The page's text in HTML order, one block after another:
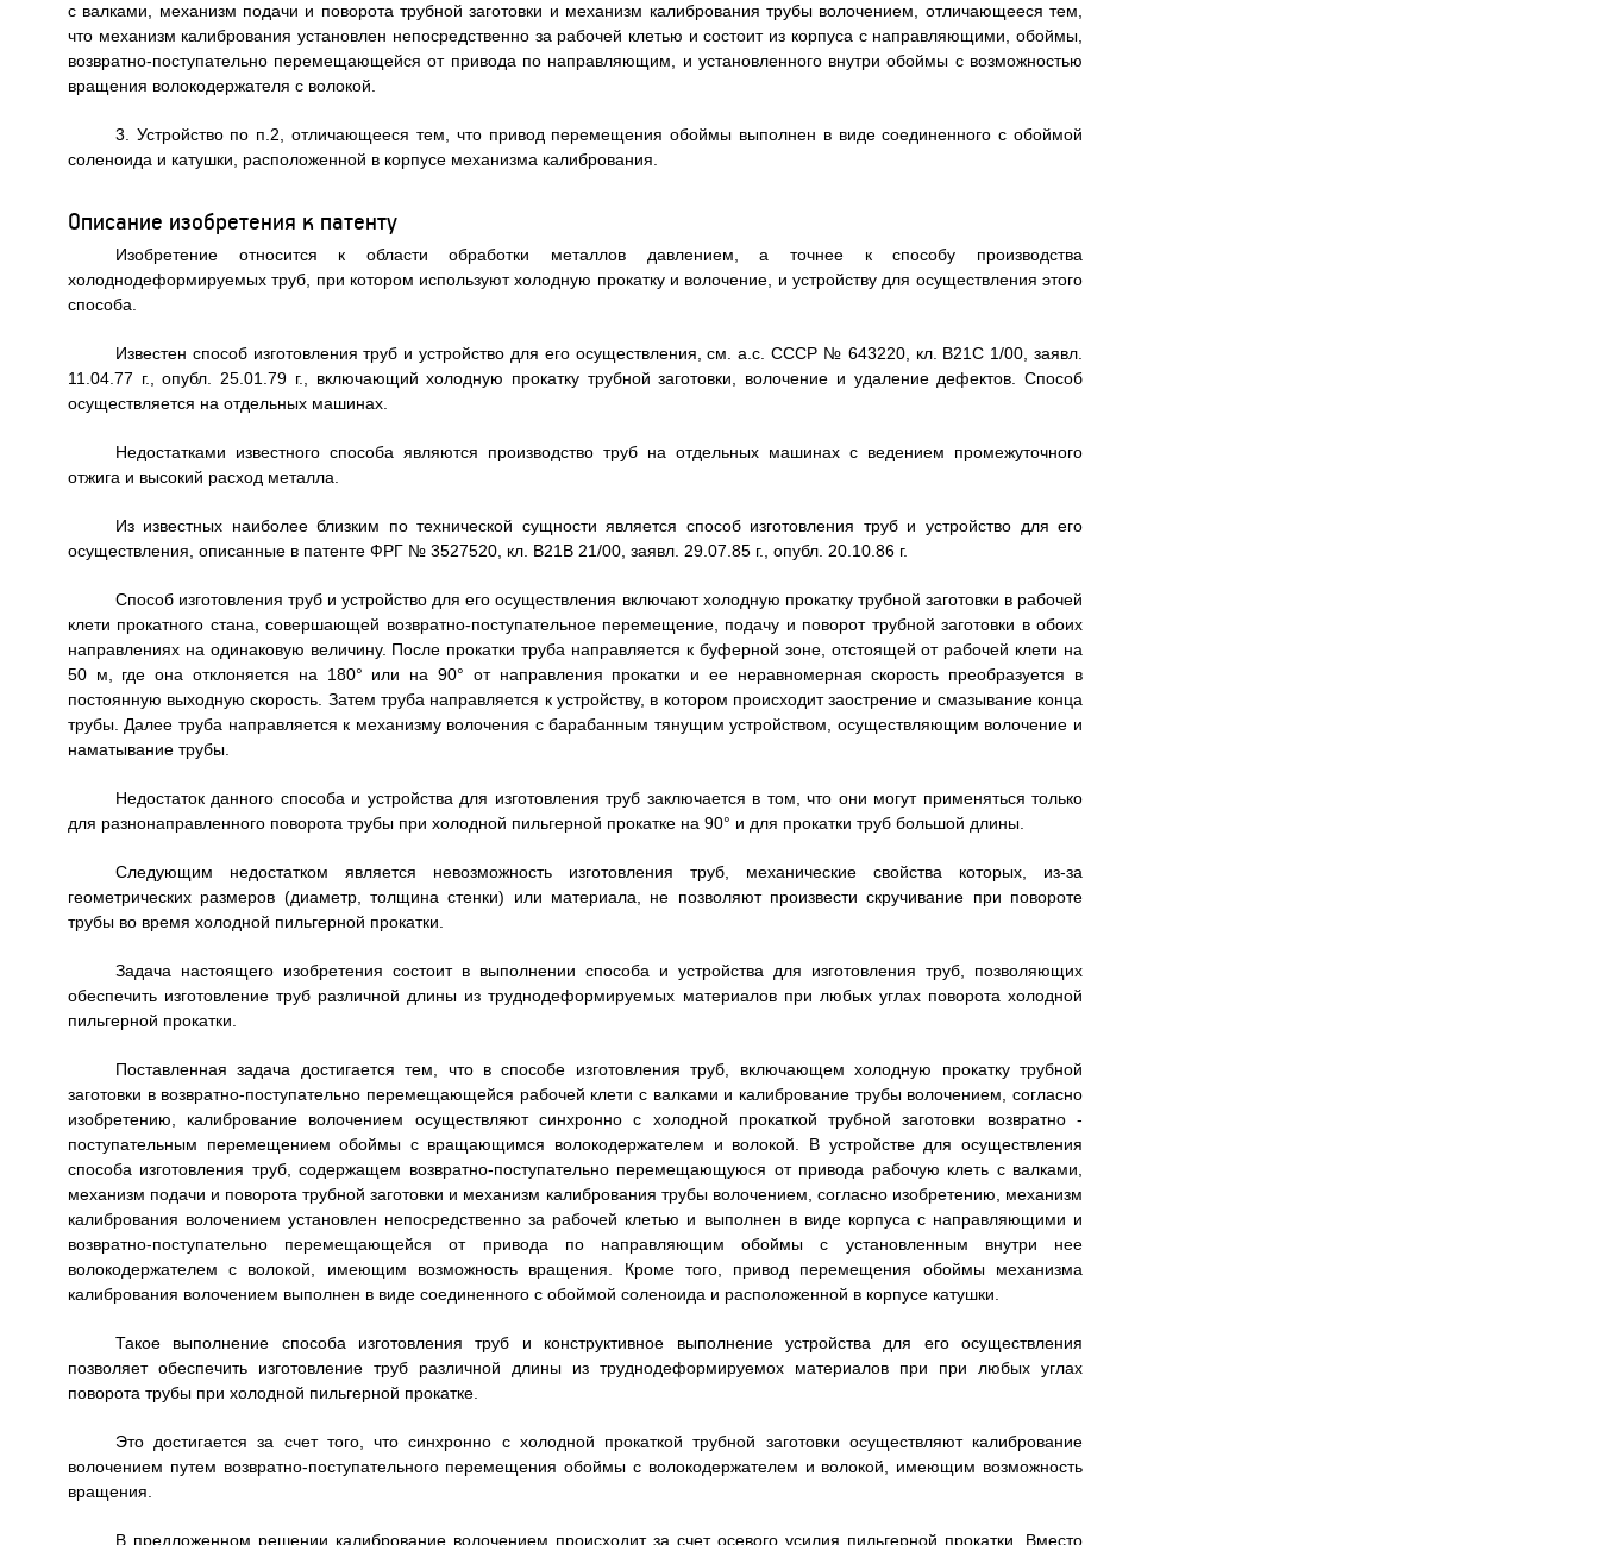
с валками, механизм подачи и поворота трубной заготовки и механизм калибрования трубы волочением, отличающееся тем,
что механизм калибрования установлен непосредственно за рабочей клетью и состоит из корпуса с направляющими, обоймы,
возвратно-поступательно перемещающейся от привода по направляющим, и установленного внутри обоймы с возможностью
вращения волокодержателя с волокой.
3. Устройство по п.2, отличающееся тем, что привод перемещения обоймы выполнен в виде соединенного с обоймой
соленоида и катушки, расположенной в корпусе механизма калибрования.
Описание изобретения к патенту
Изобретение относится к области обработки металлов давлением, а точнее к способу производства
холоднодеформируемых труб, при котором используют холодную прокатку и волочение, и устройству для осуществления этого
способа.
Известен способ изготовления труб и устройство для его осуществления, см. а.с. СССР № 643220, кл. B21C 1/00, заявл.
11.04.77 г., опубл. 25.01.79 г., включающий холодную прокатку трубной заготовки, волочение и удаление дефектов. Способ
осуществляется на отдельных машинах.
Недостатками известного способа являются производство труб на отдельных машинах с ведением промежуточного
отжига и высокий расход металла.
Из известных наиболее близким по технической сущности является способ изготовления труб и устройство для его
осуществления, описанные в патенте ФРГ № 3527520, кл. B21B 21/00, заявл. 29.07.85 г., опубл. 20.10.86 г.
Способ изготовления труб и устройство для его осуществления включают холодную прокатку трубной заготовки в рабочей
клети прокатного стана, совершающей возвратно-поступательное перемещение, подачу и поворот трубной заготовки в обоих
направлениях на одинаковую величину. После прокатки труба направляется к буферной зоне, отстоящей от рабочей клети на
50 м, где она отклоняется на 180° или на 90° от направления прокатки и ее неравномерная скорость преобразуется в
постоянную выходную скорость. Затем труба направляется к устройству, в котором происходит заострение и смазывание конца
трубы. Далее труба направляется к механизму волочения с барабанным тянущим устройством, осуществляющим волочение и
наматывание трубы.
Недостаток данного способа и устройства для изготовления труб заключается в том, что они могут применяться только
для разнонаправленного поворота трубы при холодной пильгерной прокатке на 90° и для прокатки труб большой длины.
Следующим недостатком является невозможность изготовления труб, механические свойства которых, из-за
геометрических размеров (диаметр, толщина стенки) или материала, не позволяют произвести скручивание при повороте
трубы во время холодной пильгерной прокатки.
Задача настоящего изобретения состоит в выполнении способа и устройства для изготовления труб, позволяющих
обеспечить изготовление труб различной длины из труднодеформируемых материалов при любых углах поворота холодной
пильгерной прокатки.
Поставленная задача достигается тем, что в способе изготовления труб, включающем холодную прокатку трубной
заготовки в возвратно-поступательно перемещающейся рабочей клети с валками и калибрование трубы волочением, согласно
изобретению, калибрование волочением осуществляют синхронно с холодной прокаткой трубной заготовки возвратно -
поступательным перемещением обоймы с вращающимся волокодержателем и волокой. В устройстве для осуществления
способа изготовления труб, содержащем возвратно-поступательно перемещающуюся от привода рабочую клеть с валками,
механизм подачи и поворота трубной заготовки и механизм калибрования трубы волочением, согласно изобретению, механизм
калибрования волочением установлен непосредственно за рабочей клетью и выполнен в виде корпуса с направляющими и
возвратно-поступательно перемещающейся от привода по направляющим обоймы с установленным внутри нее
волокодержателем с волокой, имеющим возможность вращения. Кроме того, привод перемещения обоймы механизма
калибрования волочением выполнен в виде соединенного с обоймой соленоида и расположенной в корпусе катушки.
Такое выполнение способа изготовления труб и конструктивное выполнение устройства для его осуществления
позволяет обеспечить изготовление труб различной длины из труднодеформируемох материалов при при любых углах
поворота трубы при холодной пильгерной прокатке.
Это достигается за счет того, что синхронно с холодной прокаткой трубной заготовки осуществляют калибрование
волочением путем возвратно-поступательного перемещения обоймы с волокодержателем и волокой, имеющим возможность
вращения.
В предложенном решении калибрование волочением происходит за счет осевого усилия пильгерной прокатки. Вместо